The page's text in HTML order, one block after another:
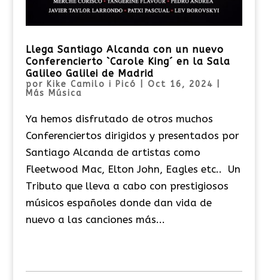
Llega Santiago Alcanda con un nuevo
Conferencierto `Carole King´ en la Sala
Galileo Galilei de Madrid
por Kike Camilo i Picó Oct 16, 2024
Más Música
Ya hemos disfrutado de otros muchos
Conferenciertos dirigidos y presentados por
Santiago Alcanda de artistas como
Fleetwood Mac, Elton John, Eagles etc.. Un
Tributo que lleva a cabo con prestigiosos
músicos españoles donde dan vida de
nuevo a las canciones más...